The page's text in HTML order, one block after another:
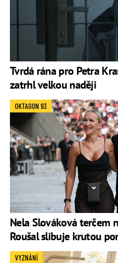
Tvrdá rána pro Petra
zatrhl velkou naději
Nela Slováková terčem
Roušal slibuje krutou
OKTAGON 93
VYZNÁNÍ